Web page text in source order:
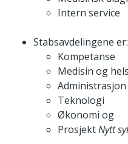
Intern service
Stabsavdelingene er:
Kompetanse
Medisin og
Teknologi
Økonomi og
ProsjektNytt